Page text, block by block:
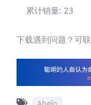
累计销量: 23
下载遇到问题？可